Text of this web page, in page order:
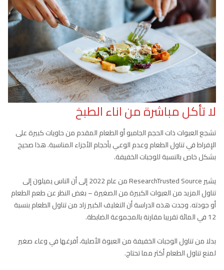
لا تأكل مباشرة من اناء الطبخ
تشجع العبوات ذات الحجم الجامبو أو الطعام المقدم من حاويات كبيرة على
الإفراط في تناول الطعام وعدم الوعي بأحجام الأجزاء المناسبة. هذا صحيح
بشكل خاص بالنسبة للوجبات الخفيفة.
يشير ResearchTrusted Source من عام 2022 إلى أن الناس يميلون إلى
تناول المزيد من العبوات الكبيرة من الصغيرة – بغض النظر عن طعم الطعام
أو جودته. وجدت هذه الدراسة أن التغليف الكبير زاد من تناول الطعام بنسبة
12 في المائة تقريبا مقارنة بالمجموعة الضابطة.
بدلا من تناول الوجبات الخفيفة من العبوة الأصلية، أفرغها في وعاء صغير
لمنع تناول الطعام أكثر مما تحتاج.